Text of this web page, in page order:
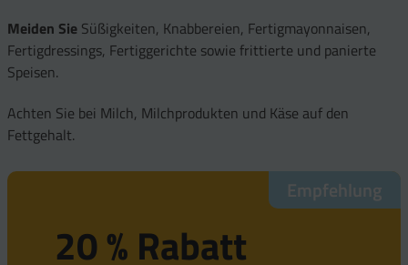
Meiden Sie Süßigkeiten, Knabbereien, Fertigmayonnaisen,
Fertigdressings, Fertiggerichte sowie frittierte und panierte
Speisen.
Achten Sie bei Milch, Milchprodukten und Käse auf den
Fettgehalt.
Empfehlung
20 % Rabatt
Empfehlung
20 % Rabatt
Empfehlung
20 % Rabatt